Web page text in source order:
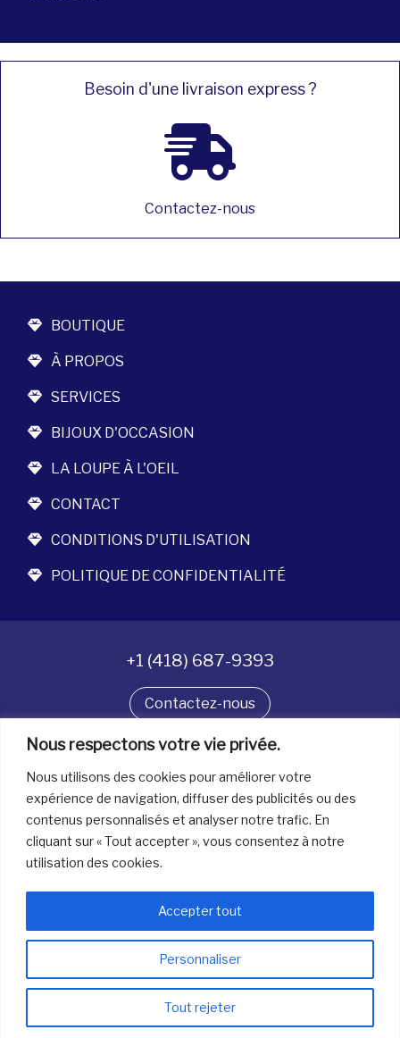
Nous respectons votre vie privée.
Nous utilisons des cookies pour améliorer votre
expérience de navigation, diffuser des publicités ou des
contenus personnalisés et analyser notre trafic. En
cliquant sur « Tout accepter », vous consentez à notre
utilisation des cookies.
Personnaliser
Tout rejeter
Accepter tout
Besoin d'une livraison express ?
Contactez-nous
BOUTIQUE
À PROPOS
SERVICES
BIJOUX D'OCCASION
LA LOUPE À L'OEIL
CONTACT
CONDITIONS D'UTILISATION
POLITIQUE DE CONFIDENTIALITÉ
+1 (418) 687-9393
Contactez-nous
Suivez-nous
Tous droits réservés. © La boîte à bijoux 2026
info@laboiteabijoux.ca